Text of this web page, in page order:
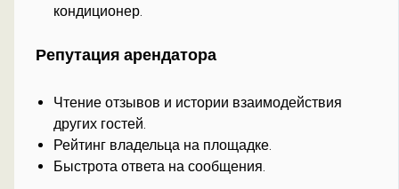
кондиционер.
Репутация арендатора
Чтение отзывов и истории взаимодействия
других гостей.
Рейтинг владельца на площадке.
Быстрота ответа на сообщения.